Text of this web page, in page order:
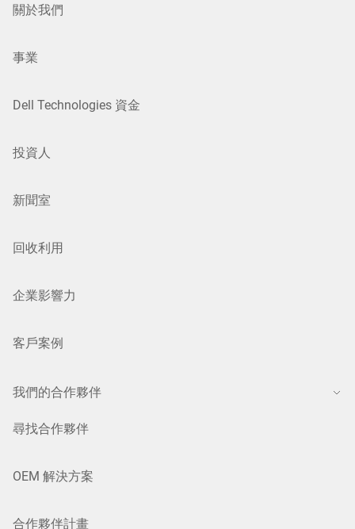
關於我們
事業
Dell Technologies 資金
投資人
新聞室
回收利用
企業影響力
客戶案例
我們的合作夥伴
尋找合作夥伴
OEM 解決方案
合作夥伴計畫